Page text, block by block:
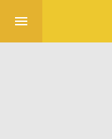
menu